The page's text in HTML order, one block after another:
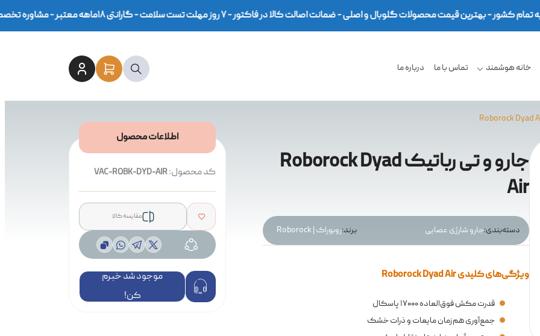
خانه هوشمند تماس با ما درباره ما
جارو و تی رباتیک Roborock Dyad
Air
دسته‌بندی:جارو شارژی عصایی برند:روبوراک | Roborock
ویژگی‌های کلیدی Roborock Dyad Air
قدرت مکش فوق‌العاده ۱۷۰۰۰ پاسکال
جمع‌آوری هم‌زمان مایعات و ذرات خشک
اطلاعات محصول
کد محصول:VAC-ROBK-DYD-AIR
مقایسه کالا
موجود شد خبرم
کن!